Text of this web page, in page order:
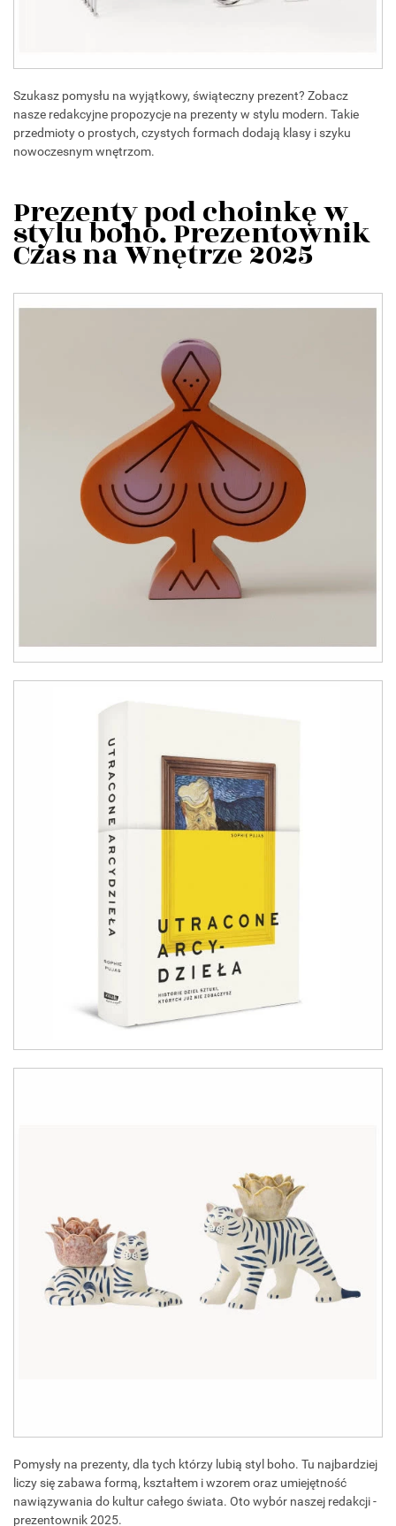
Szukasz pomysłu na wyjątkowy, świąteczny prezent? Zobacz
nasze redakcyjne propozycje na prezenty w stylu modern. Takie
przedmioty o prostych, czystych formach dodają klasy i szyku
nowoczesnym wnętrzom.
Prezenty pod choinkę w
stylu boho. Prezentownik
Czas na Wnętrze 2025
Pomysły na prezenty, dla tych którzy lubią styl boho. Tu najbardziej
liczy się zabawa formą, kształtem i wzorem oraz umiejętność
nawiązywania do kultur całego świata. Oto wybór naszej redakcji -
prezentownik 2025.